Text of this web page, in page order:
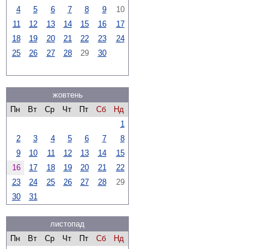
4
5 6 7 8 9
10
11
12 13 14 15 16
17
18
19 20 21 22 23
24
25
26 27 28 29 30
жовтень
Пн
Вт Ср Чт Пт Сб
Нд
1
2
3 4 5 6 7
8
9
10 11 12 13 14
15
16
17 18 19 20 21
22
23
24 25 26 27 28
29
30
31
листопад
Пн
Вт Ср Чт Пт Сб
Нд